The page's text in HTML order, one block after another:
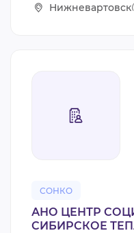
Нижневартовск
СОНКО
АНО ЦЕНТР
СИБИРСКОЕ